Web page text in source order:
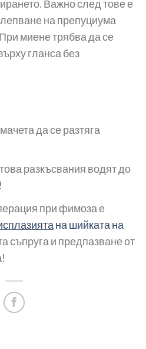
Важно след тове е
на препуциума
миене трябва да се
гланса без
да се разтяга
разкъсва­ния водят до
при фимоза е
на шийката на
съпруга и предпазване от